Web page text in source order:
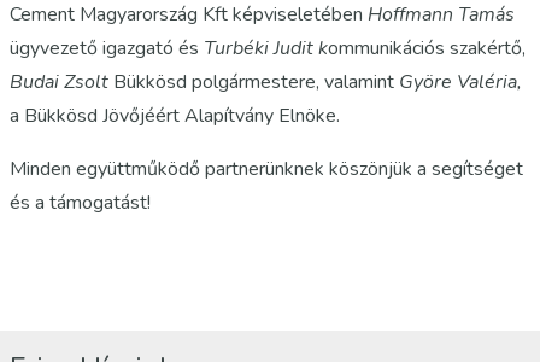
Cement Magyarország Kft képviseletében Hoffmann Tamás
ügyvezető igazgató és Turbéki Judit kommunikációs szakértő,
Budai Zsolt Bükkösd polgármestere, valamint Györe Valéria,
a Bükkösd Jövőjéért Alapítvány Elnöke.
Minden együttműködő partnerünknek köszönjük a segítséget
és a támogatást!